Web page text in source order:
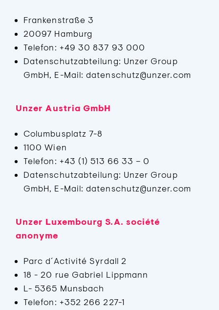
Frankenstraße 3
20097 Hamburg
Telefon: +49 30 837 93 000
Datenschutzabteilung: Unzer Group
GmbH, E-Mail: datenschutz@unzer.com
Unzer Austria GmbH
Columbusplatz 7-8
1100 Wien
Telefon: +43 (1) 513 66 33 – 0
Datenschutzabteilung: Unzer Group
GmbH, E-Mail: datenschutz@unzer.com
Unzer Luxembourg S.A. société
anonyme
Parc d´Activité Syrdall 2
18 - 20 rue Gabriel Lippmann
L- 5365 Munsbach
Telefon: +352 266 227-1